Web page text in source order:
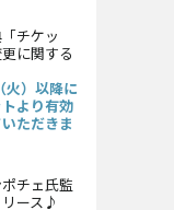
チケッ
に関する
）以降に
より有効
ただきま
チェ氏監
ース♪